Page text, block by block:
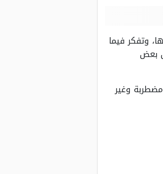
وتفكر فيما
بعض
وغير